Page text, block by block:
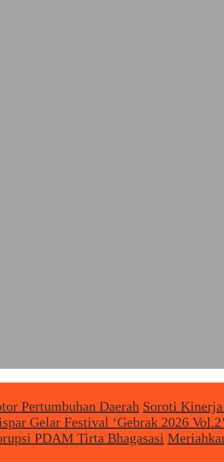
Pertumbuhan Daerah Soroti
Gelar Festival ‘Gebrak 2026
PDAM Tirta Bhagasasi